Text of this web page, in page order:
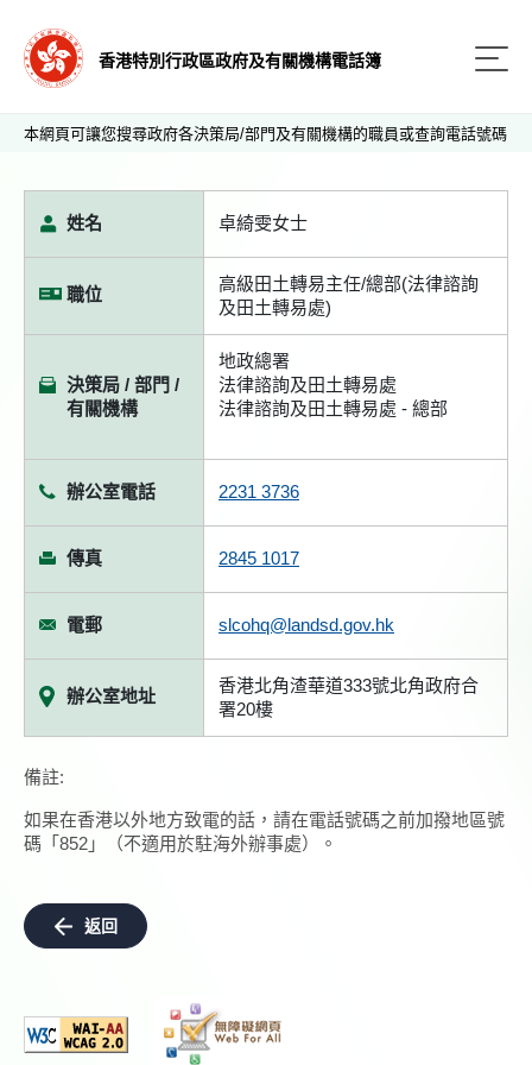
香港特別行政區政府及有關機構電話簿
本網頁可讓您搜尋政府各決策局/部門及有關機構的職員或查詢電話號碼
姓名 卓綺雯女士
職位
高級田土轉易主任/總部(法律諮詢
及田土轉易處)
決策局 / 部門 /
有關機構
地政總署
法律諮詢及田土轉易處
法律諮詢及田土轉易處 - 總部
辦公室電話 2231 3736
傳真 2845 1017
電郵 slcohq@landsd.gov.hk
辦公室地址
香港北角渣華道333號北角政府合
署20樓
備註:
如果在香港以外地方致電的話，請在電話號碼之前加撥地區號
碼「852」（不適用於駐海外辦事處）。
返回